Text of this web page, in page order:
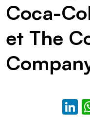
Coca-
et The